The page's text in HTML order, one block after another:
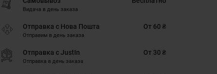
Видача в день заказа
Отправка с Нова Пошта
Отправим в день заказа
От 60 ₴
Отправка с JustIn
Отправка в день заказа
От 30 ₴